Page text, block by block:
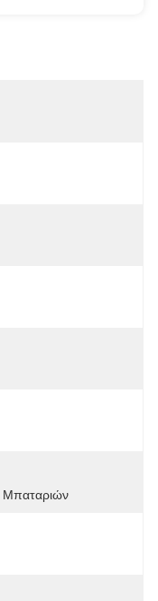
Μπαταριών